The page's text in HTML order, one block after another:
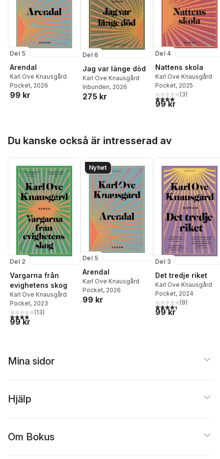
Del 5
Arendal
Karl Ove Knausgård
Pocket, 2026
99 kr
Del 6
Jag var länge död
Karl Ove Knausgård
Inbunden, 2026
275 kr
Del 4
Nattens skola
Karl Ove Knausgård
Pocket, 2025
4,0utav 5 stjärnor.
(3)
99 kr
Du kanske också är intresserad av
Del 2
Vargarna från
evighetens skog
Karl Ove Knausgård
Pocket, 2023
3,8utav 5 stjärnor. Totalt antal röster:
(13)
99 kr
Nyhet
Del 5
Arendal
Karl Ove Knausgård
Pocket, 2026
99 kr
Del 3
Det tredje riket
Karl Ove Knausgård
Pocket, 2024
4,4utav 5 stjärnor.
(9)
99 kr
Mina sidor
Hjälp
Om Bokus